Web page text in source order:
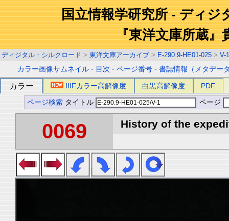
国立情報学研究所 - ディジ
『東洋文庫所蔵』
ディジタル・シルクロード > 東洋文庫アーカイブ > E-290.9-HE01-025 > V-1
カラー画像サムネイル - 目次 -ページ番号 -書誌情報（メタデー
カラー IIIFカラー高解像度 白黒高解像度 PDF
ページ検索 タイトル ページ
0069 History of the